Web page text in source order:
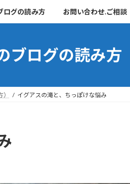
ログの読み方 お問い合わせ.ご相談
ブログの読み方
イグアスの滝と、ちっぽけな悩み